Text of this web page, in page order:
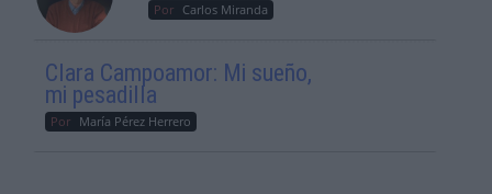
Por Carlos Miranda
Clara Campoamor: Mi sueño,
mi pesadilla
Por María Pérez Herrero